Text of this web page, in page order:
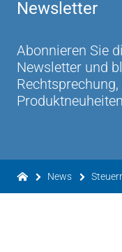
Newsletter
Abonnieren Sie
Newsletter und
News